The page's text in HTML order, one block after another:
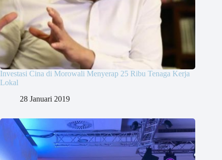
Investasi Cina di Morowali Menyerap 25 Ribu Tenaga Kerja
Lokal
28 Januari 2019